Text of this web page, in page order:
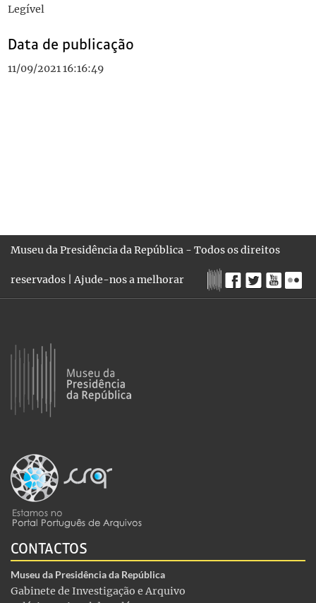
Legível
Data de publicação
11/09/2021 16:16:49
Museu da Presidência da República - Todos os direitos
reservados |Ajude-nos a melhorar
CONTACTOS
Museu da Presidência da República
Gabinete de Investigação e Arquivo